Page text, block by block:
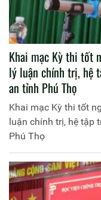
Khai mạc Kỳ thi tốt
lý luận chính trị, hệ
an tỉnh Phú Thọ
Khai mạc Kỳ thi tốt
luận chính trị, hệ tập
Phú Thọ